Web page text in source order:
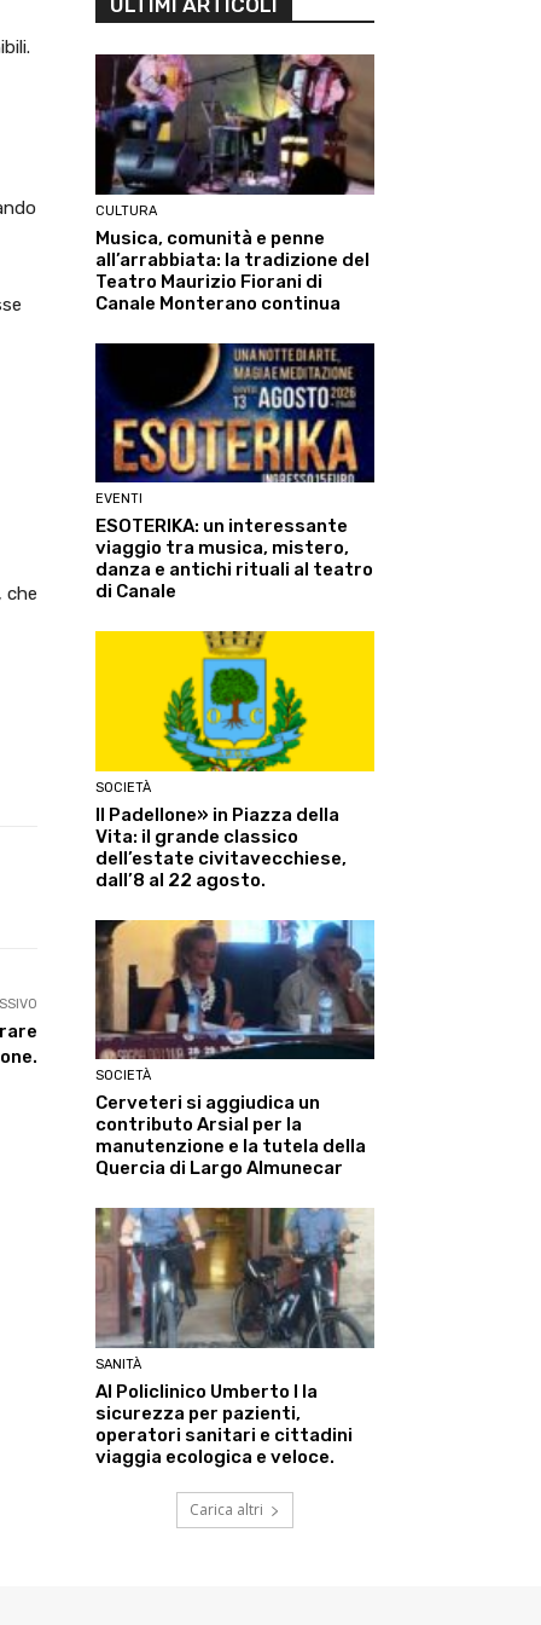
che
Linkedin ReddIt
ULTIMI ARTICOLI
CULTURA
Musica, comunità e penne
all’arrabbiata: la tradizione del
Teatro Maurizio Fiorani di
Canale Monterano continua
EVENTI
ESOTERIKA: un interessante
viaggio tra musica, mistero,
danza e antichi rituali al teatro
di Canale
SOCIETÀ
Il Padellone» in Piazza della
Vita: il grande classico
dell’estate civitavecchiese,
dall’8 al 22 agosto.
SOCIETÀ
Cerveteri si aggiudica un
contributo Arsial per la
manutenzione e la tutela della
Quercia di Largo Almunecar
SANITÀ
Al Policlinico Umberto I la
sicurezza per pazienti,
operatori sanitari e cittadini
viaggia ecologica e veloce.
Carica altri